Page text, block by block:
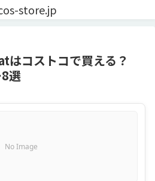
store.jp
はコストコで買える？
選
No Image